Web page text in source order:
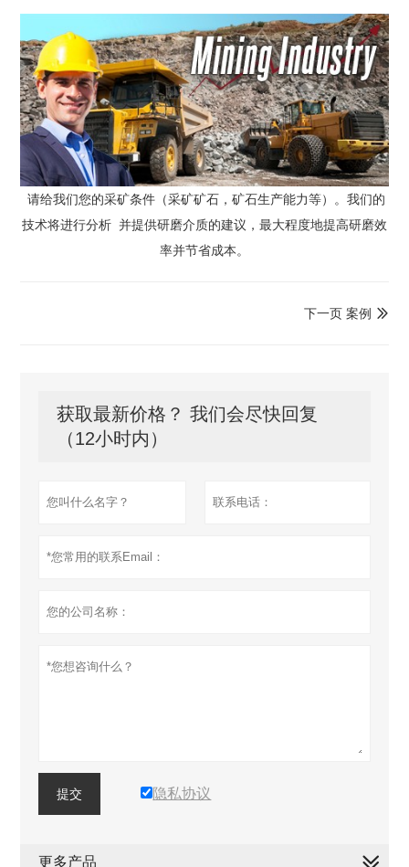
请给我们您的采矿条件（采矿矿石，矿石生产能力等）。我们的
技术将进行分析 并提供研磨介质的建议，最大程度地提高研磨效
率并节省成本。

下一页 案例
获取最新价格？ 我们会尽快回复
（12小时内）
提交 隐私协议
更多产品